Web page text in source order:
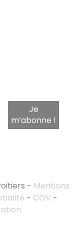
- Mentions
- CGV -